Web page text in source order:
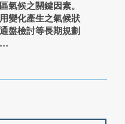
氣候之關鍵因素。
變化產生之氣候狀
盤檢討等長期規劃